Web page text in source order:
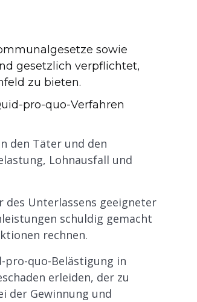
sowie
gesetzlich verpflichtet,
zu bieten.
pro-quo-Verfahren
den Täter und den
Lohnausfall und
des Unterlassens geeigneter
schuldig gemacht
rechnen.
pro-quo-Belästigung in
erleiden, der zu
der Gewinnung und